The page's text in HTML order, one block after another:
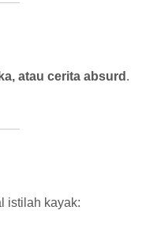
atau cerita absurd .
istilah kayak: